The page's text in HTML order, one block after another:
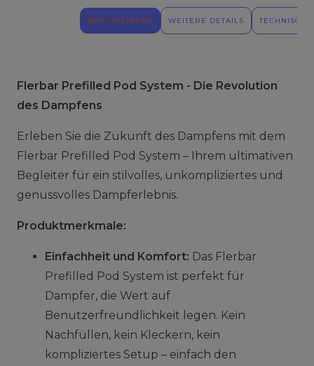
BESCHREIBUNG WEITERE DETAILS
Flerbar Prefilled Pod System - Die Revolution
des Dampfens
Erleben Sie die Zukunft des Dampfens mit dem
Flerbar Prefilled Pod System – Ihrem ultimativen
Begleiter für ein stilvolles, unkompliziertes und
genussvolles Dampferlebnis.
Produktmerkmale:
Einfachheit und Komfort: Das Flerbar
Prefilled Pod System ist perfekt für
Dampfer, die Wert auf
Benutzerfreundlichkeit legen. Kein
Nachfüllen, kein Kleckern, kein
kompliziertes Setup – einfach den